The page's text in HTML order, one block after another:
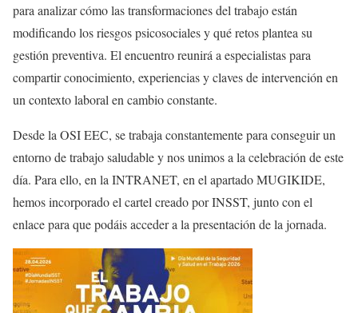
para analizar cómo las transformaciones del trabajo están
modificando los riesgos psicosociales y qué retos plantea su
gestión preventiva. El encuentro reunirá a especialistas para
compartir conocimiento, experiencias y claves de intervención en
un contexto laboral en cambio constante.
Desde la OSI EEC, se trabaja constantemente para conseguir un
entorno de trabajo saludable y nos unimos a la celebración de este
día. Para ello, en la INTRANET, en el apartado MUGIKIDE,
hemos incorporado el cartel creado por INSST, junto con el
enlace para que podáis acceder a la presentación de la jornada.